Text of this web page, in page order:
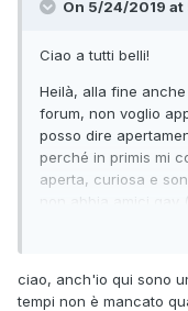
On 5/24/2019 at
Ciao a tutti belli!
Heilà, alla fine
forum, non voglio
posso dire
perché in primis mi
aperta, curiosa e
non abbia amici gay
coming out) non
scaricare Grindr ma
ciao, anch'io qui sono
tempi non è mancato